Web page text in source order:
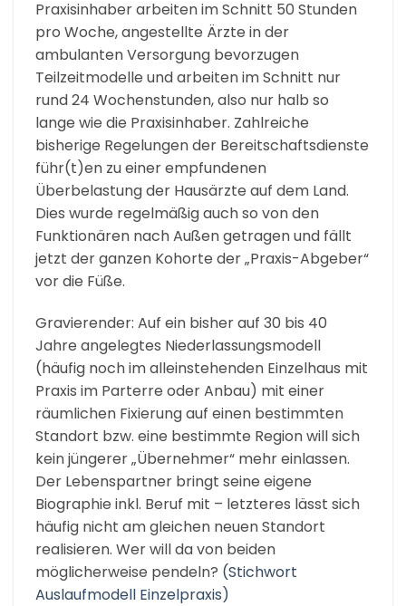
Praxisinhaber arbeiten im Schnitt 50 Stunden
pro Woche, angestellte Ärzte in der
ambulanten Versorgung bevorzugen
Teilzeitmodelle und arbeiten im Schnitt nur
rund 24 Wochenstunden, also nur halb so
lange wie die Praxisinhaber. Zahlreiche
bisherige Regelungen der Bereitschaftsdienste
führ(t)en zu einer empfundenen
Überbelastung der Hausärzte auf dem Land.
Dies wurde regelmäßig auch so von den
Funktionären nach Außen getragen und fällt
jetzt der ganzen Kohorte der „Praxis-Abgeber“
vor die Füße.
Gravierender: Auf ein bisher auf 30 bis 40
Jahre angelegtes Niederlassungsmodell
(häufig noch im alleinstehenden Einzelhaus mit
Praxis im Parterre oder Anbau) mit einer
räumlichen Fixierung auf einen bestimmten
Standort bzw. eine bestimmte Region will sich
kein jüngerer „Übernehmer“ mehr einlassen.
Der Lebenspartner bringt seine eigene
Biographie inkl. Beruf mit – letzteres lässt sich
häufig nicht am gleichen neuen Standort
realisieren. Wer will da von beiden
möglicherweise pendeln? (Stichwort
Auslaufmodell Einzelpraxis)